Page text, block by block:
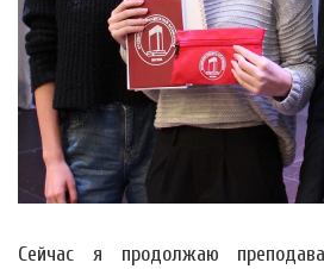
Сейчас я продолжаю